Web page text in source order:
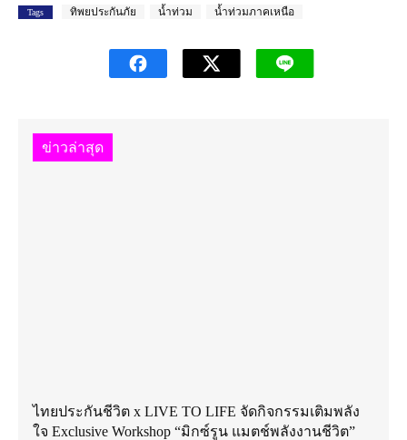
Tags ทิพยประกันภัย น้ำท่วม น้ำท่วมภาคเหนือ
ข่าวล่าสุด
ไทยประกันชีวิต x LIVE TO LIFE จัดกิจกรรมเติมพลัง
ใจ Exclusive Workshop “มิกซ์รูน แมตช์พลังงานชีวิต”